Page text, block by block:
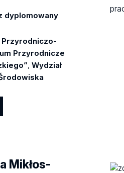
dyplomowany
Przyrodniczo-
Przyrodnicze
,Wydział
Mikłos-